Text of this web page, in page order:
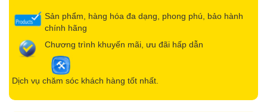
Sản phẩm, hàng hóa đa dạng, phong phú, bảo hành
chính hãng
Chương trình khuyến mãi, ưu đãi hấp dẫn
Dịch vụ chăm sóc khách hàng tốt nhất.